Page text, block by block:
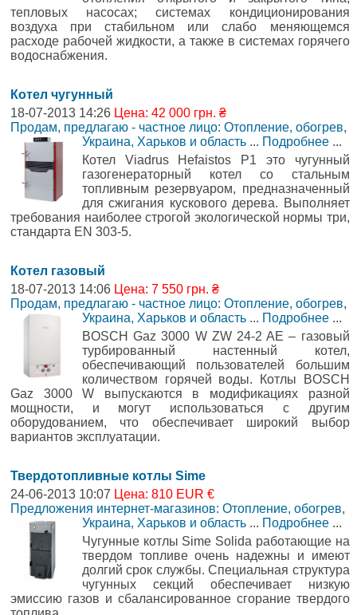
тепловых насосах; системах кондиционирования
воздуха при стабильном или слабо меняющемся
расходе рабочей жидкости, а также в системах горячего
водоснабжения.
Котел чугунный
18-07-2013 14:26 Цена: 42 000 грн. ₴
Продам, предлагаю - частное лицо: Отопление, обогрев,
Украина, Харьков и область ... Подробнее ...
Котел Viadrus Hefaistos P1 это чугунный
газогенераторный котел со стальным
топливным резервуаром, предназначенный
для сжигания кускового дерева. Выполняет
требования наиболее строгой экологической нормы три,
стандарта EN 303-5.
Котел газовый
18-07-2013 14:06 Цена: 7 550 грн. ₴
Продам, предлагаю - частное лицо: Отопление, обогрев,
Украина, Харьков и область ... Подробнее ...
BOSCH Gaz 3000 W ZW 24-2 AE – газовый
турбированный настенный котел,
обеспечивающий пользователей большим
количеством горячей воды. Котлы BOSCH
Gaz 3000 W выпускаются в модификациях разной
мощности, и могут использоваться с другим
оборудованием, что обеспечивает широкий выбор
вариантов эксплуатации.
Твердотопливные котлы Sime
24-06-2013 10:07 Цена: 810 EUR €
Предложения интернет-магазинов: Отопление, обогрев,
Украина, Харьков и область ... Подробнее ...
Чугунные котлы Sime Solida работающие на
твердом топливе очень надежны и имеют
долгий срок службы. Специальная структура
чугунных секций обеспечивает низкую
эмиссию газов и сбалансированное сгорание твердого